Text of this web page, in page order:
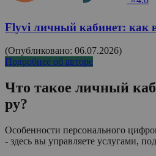
Flyvi личный кабинет: как
(Опубликовано: 06.07.2026)
Подробнее об авторе
Что такое личный
ру?
Особенности персонального
- здесь вы управляете услугами,